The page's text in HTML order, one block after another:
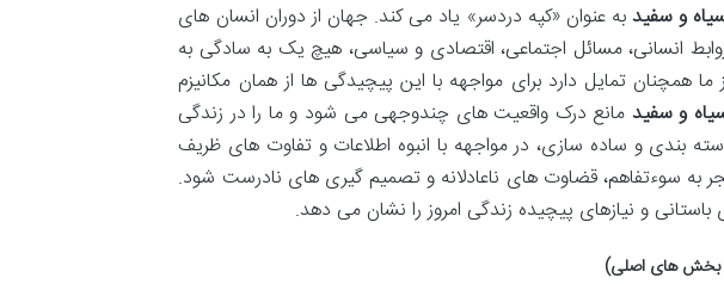
و سفیدبه عنوان «کپه دردسر» یاد می کند. جهان از دوران انسان های
انسانی، مسائل اجتماعی، اقتصادی و سیاسی، هیچ یک به سادگی به
تمایل دارد برای مواجهه با این پیچیدگی ها از همان مکانیزم
و سفید مانع درک واقعیت های چندوجهی می شود و ما را در زندگی
بندی و ساده سازی، در مواجهه با انبوه اطلاعات و تفاوت های ظریف
به سوءتفاهم، قضاوت های ناعادلانه و تصمیم گیری های نادرست شود.
و نیازهای پیچیده زندگی امروز را نشان می دهد.
بخش های اصلی)